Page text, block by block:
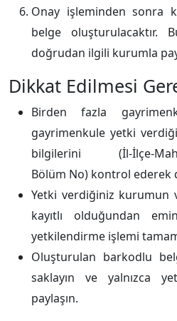
Onay işleminden sonra
belge oluşturulacaktır.
doğrudan ilgili kurumla
Dikkat Edilmesi
Birden fazla
gayrimenkule yetki
bilgilerini (İl-İlçe-
Bölüm No) kontrol ederek
Yetki verdiğiniz kurumun
kayıtlı olduğundan
yetkilendirme işlemi
Oluşturulan barkodlu
saklayın ve yalnızca
paylaşın.